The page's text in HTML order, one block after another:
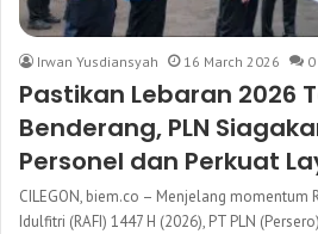
Irwan Yusdiansyah 16 March 2026 0
Pastikan Lebaran 2026
Benderang, PLN
Personel dan Perkuat
CILEGON, biem.co – Menjelang momentum
Idulfitri (RAFI) 1447 H (2026), PT PLN